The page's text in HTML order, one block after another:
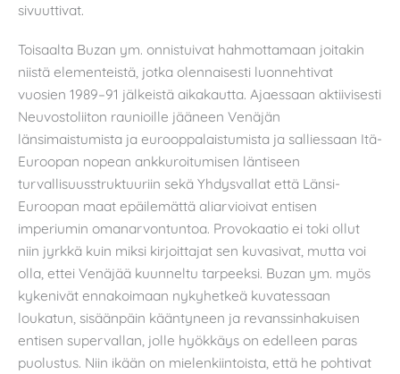
sivuuttivat.
Toisaalta Buzan ym. onnistuivat hahmottamaan joitakin
niistä elementeistä, jotka olennaisesti luonnehtivat
vuosien 1989–91 jälkeistä aikakautta. Ajaessaan aktiivisesti
Neuvostoliiton raunioille jääneen Venäjän
länsimaistumista ja eurooppalaistumista ja salliessaan Itä-
Euroopan nopean ankkuroitumisen läntiseen
turvallisuusstruktuuriin sekä Yhdysvallat että Länsi-
Euroopan maat epäilemättä aliarvioivat entisen
imperiumin omanarvontuntoa. Provokaatio ei toki ollut
niin jyrkkä kuin miksi kirjoittajat sen kuvasivat, mutta voi
olla, ettei Venäjää kuunneltu tarpeeksi. Buzan ym. myös
kykenivät ennakoimaan nykyhetkeä kuvatessaan
loukatun, sisäänpäin kääntyneen ja revanssinhakuisen
entisen supervallan, jolle hyökkäys on edelleen paras
puolustus. Niin ikään on mielenkiintoista, että he pohtivat